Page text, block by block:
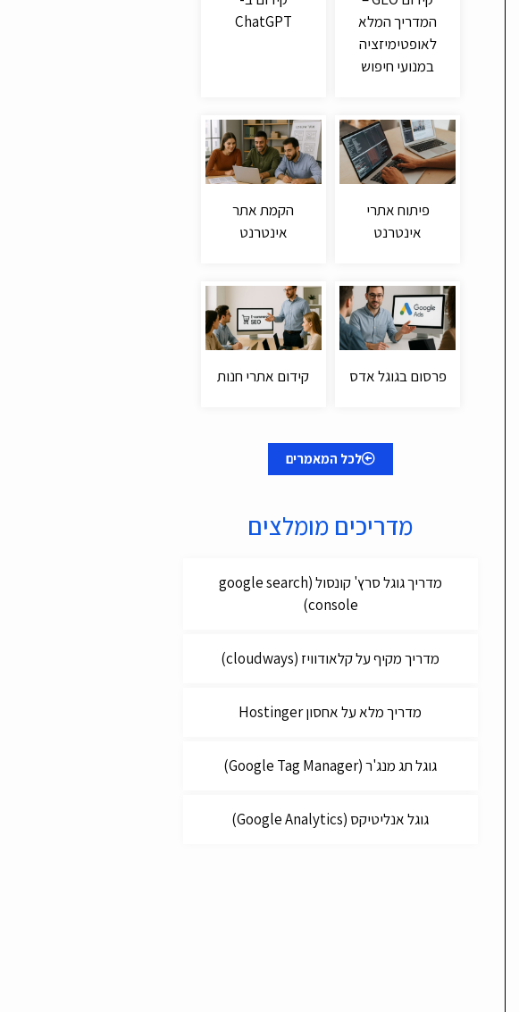
המדריך המלא
לאופטימיזציה
במנועי חיפוש
ChatGPT
פיתוח אתרי
אינטרנט
הקמת אתר
אינטרנט
פרסום בגוגל אדס קידום אתרי חנות
לכל המאמרים
מדריכים מומלצים
מדריך גוגל סרץ' קונסול (google search
console)
מדריך מקיף על קלאודוויז (cloudways)
מדריך מלא על אחסון Hostinger
גוגל תג מנג'ר (Google Tag Manager)
גוגל אנליטיקס (Google Analytics)